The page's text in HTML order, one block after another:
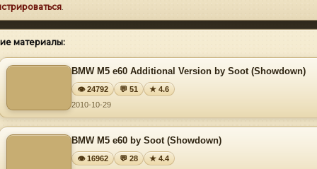
.
материалы:
BMW M5 e60 Additional Version by Soot (Showdown)
👁 24792 💬 51
★ 4.6
2010-10-29
BMW M5 e60 by Soot (Showdown)
👁 16962 💬 28
★ 4.4